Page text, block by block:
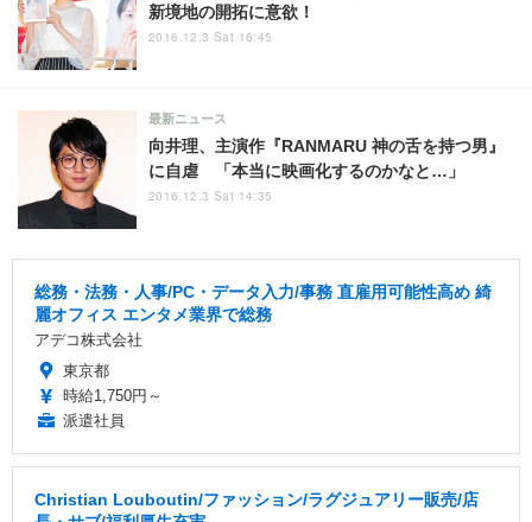
新境地の開拓に意欲！
2016.12.3 Sat 16:45
向井理、主演作『RANMARU 神の舌を持つ男』
に自虐 「本当に映画化するのかなと…」
最新ニュース
2016.12.3 Sat 14:35
総務・法務・人事/PC・データ入力/事務 直雇用可能性高め 綺
麗オフィス エンタメ業界で総務
アデコ株式会社
東京都
時給1,750円～
派遣社員
Christian Louboutin/ファッション/ラグジュアリー販売/店